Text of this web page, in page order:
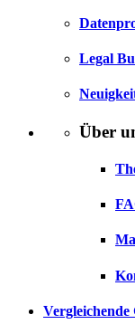
Legal
Über
Vergleichende